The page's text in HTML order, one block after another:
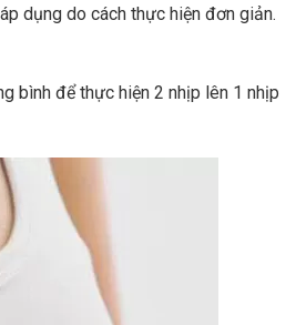
dụng do cách thực hiện đơn giản.
bình để thực hiện 2 nhịp lên 1 nhịp